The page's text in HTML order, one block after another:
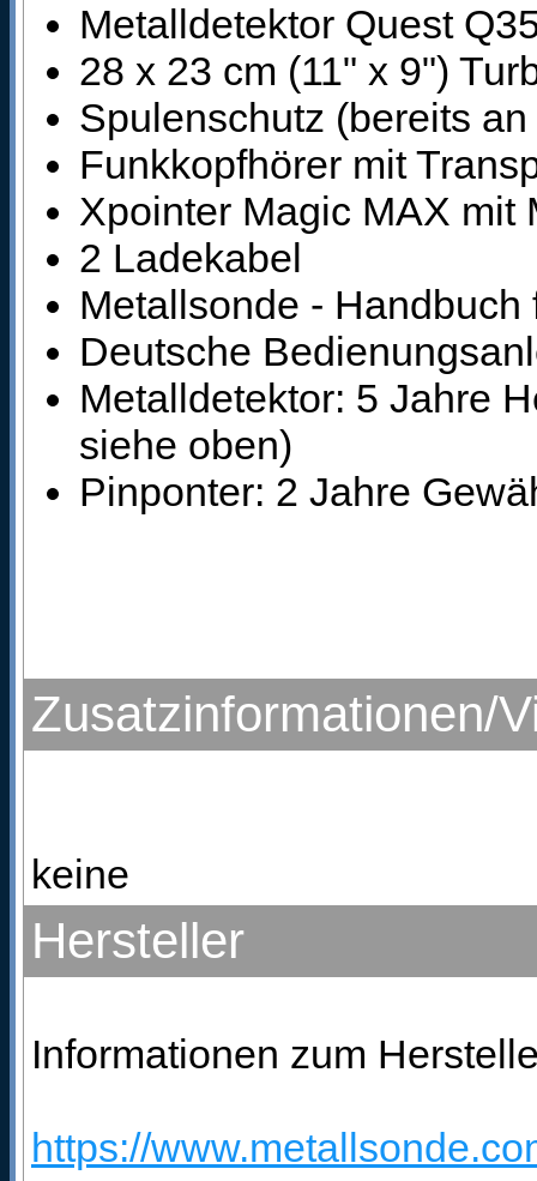
Metalldetektor Quest
28 x 23 cm (11" x 9")
Spulenschutz (bereits
Funkkopfhörer mit
Xpointer Magic MAX mit
2 Ladekabel
Metallsonde - Handbuch
Deutsche
Metalldetektor: 5 Jahre
siehe oben)
Pinponter: 2 Jahre
Zusatzinformationen/
keine
Hersteller
Informationen zum
https://